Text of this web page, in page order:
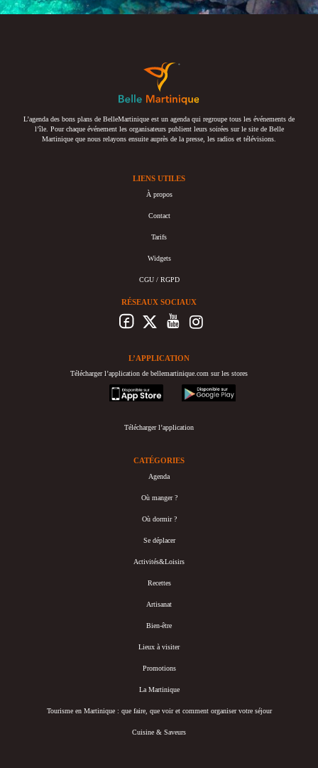
L’agenda des bons plans de BelleMartinique est un agenda qui regroupe tous les événements de
l’île. Pour chaque événement les organisateurs publient leurs soirées sur le site de Belle
Martinique que nous relayons ensuite auprès de la presse, les radios et télévisions.
LIENS UTILES
À propos
Contact
Tarifs
Widgets
CGU / RGPD
RÉSEAUX SOCIAUX
L’APPLICATION
Télécharger l’application de bellemartinique.com sur les stores
appstore
googleplay
Télécharger l’application
CATÉGORIES
Agenda
Où manger ?
Où dormir ?
Se déplacer
Activités&Loisirs
Recettes
Artisanat
Bien-être
Lieux à visiter
Promotions
La Martinique
Tourisme en Martinique : que faire, que voir et comment organiser votre séjour
Cuisine & Saveurs